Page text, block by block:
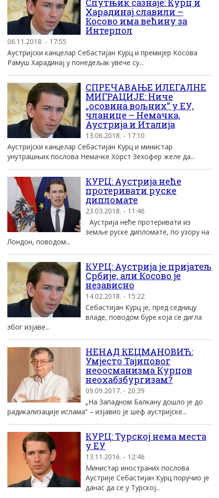
Спутњик сазнаје: Курц и
Харадинај славили –
Косово има већину за
Интерпол
06.11.2018. - 17:55
Аустријски канцелар Себастијан Курц и премијер Косова
Рамуш Харадинај у понедељак увече су...
СПРЕЧАВАЊЕ ИЛЕГАЛНЕ
МИГРАЦИЈЕ: Ниче
„осовина вољних“ у ЕУ,
чланице – Немачка,
Аустрија и Италија
13.06.2018. - 17:10
Аустријски канцелар Себастијан Курц и министар
унутрашњих послова Немачке Хорст Зехофер желе да...
КУРЦ: Аустрија неће
протеривати руске
дипломате
23.03.2018. - 11:46
Аустрија неће протеривати из
земље руске дипломате, по узору на
Лондон, поводом...
КУРЦ: Аустрија je пријатељ
Србије, али Косово је
независно
14.02.2018. - 15:22
Себастијан Курц је, пред седницу
владе, поводом буре која се дигла
због изјаве...
НЕНАД КЕЦМАНОВИЋ:
Умјесто Тајиповог
неоосманизма Курцов
неохабзбургизам?
09.09.2017. - 20:39
„На Западном Балкану дошло је до
радикализације ислама“ – изјавио је шеф аустријске...
КУРЦ: Турској нема места
у ЕУ
13.11.2016. - 12:46
Министар иностраних послова
Аустрије Себастијан Курц поручио је
данас да се у Турској...